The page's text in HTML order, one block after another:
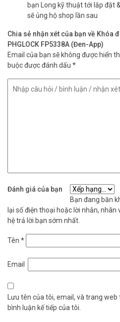
bạn Long kỹ thuật tới lắp đặt
sẽ ủng hộ shop lần sau
Chia sẻ nhận xét của bạn về Khóa
PHGLOCK FP5338A (Đen-App)
Email của bạn sẽ không được hiển
buộc được đánh dấu *
Đánh giá của bạn
Bạn đang băn
lại số điện thoại hoặc lời nhắn, nhân
hệ trả lời bạn sớm nhất.
Tên *
Email
Lưu tên của tôi, email, và trang
bình luận kế tiếp của tôi.